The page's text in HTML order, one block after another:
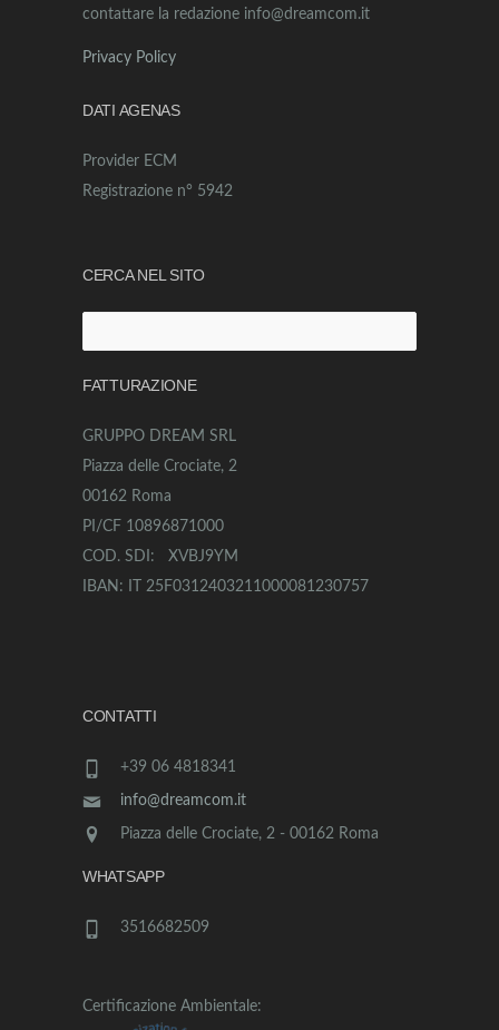
contattare la redazione info@dreamcom.it
Privacy Policy
DATI AGENAS
Provider ECM
Registrazione n° 5942
CERCA NEL SITO
per:
FATTURAZIONE
GRUPPO DREAM SRL
Piazza delle Crociate, 2
00162 Roma
PI/CF 10896871000
COD. SDI: XVBJ9YM
IBAN: IT 25F0312403211000081230757
CONTATTI
+39 06 4818341
info@dreamcom.it
Piazza delle Crociate, 2 - 00162 Roma
WHATSAPP
3516682509
Certificazione Ambientale: